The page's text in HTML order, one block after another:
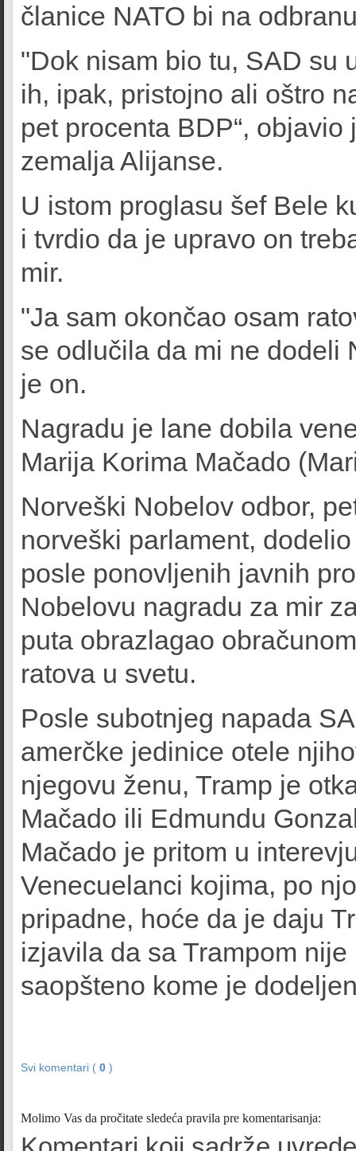
članice NATO bi na
"Dok nisam bio tu, SAD su
ih, ipak, pristojno ali oštro
pet procenta BDP“,
zemalja Alijanse.
U istom proglasu šef Bele
i tvrdio da je upravo on
mir.
"Ja sam okončao osam
se odlučila da mi ne dodeli
je on.
Nagradu je lane dobila
Marija Korima Mačado
Norveški Nobelov odbor,
norveški parlament,
posle ponovljenih javnih
Nobelovu nagradu za mir
puta obrazlagao
ratova u svetu.
Posle subotnjeg napada
amerčke jedinice otele
njegovu ženu, Tramp je
Mačado ili Edmundu
Mačado je pritom u
Venecuelanci kojima, po
pripadne, hoće da je daju
izjavila da sa Trampom
saopšteno kome je
Svi komentari ( 0 )
Molimo Vas da pročitate sledeća pravila pre komentarisanja: